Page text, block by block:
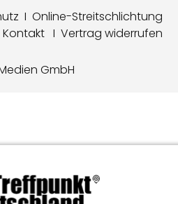
I Online-Streitschlichtung
Kontakt I Vertrag widerrufen
GmbH